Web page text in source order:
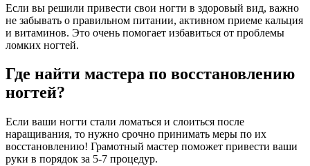
Если вы решили привести свои ногти в здоровый вид, важно
не забывать о правильном питании, активном приеме кальция
и витаминов. Это очень помогает избавиться от проблемы
ломких ногтей.
Где найти мастера по восстановлению
ногтей?
Если ваши ногти стали ломаться и слоиться после
наращивания, то нужно срочно принимать меры по их
восстановлению! Грамотный мастер поможет привести ваши
руки в порядок за 5-7 процедур.